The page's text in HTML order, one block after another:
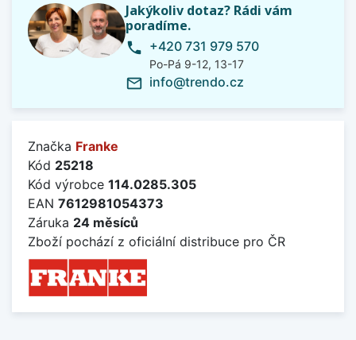
Jakýkoliv dotaz? Rádi vám
poradíme.
phone +420 731 979 570
Po-Pá 9-12, 13-17
mail_outline info@trendo.cz
Značka Franke
Kód 25218
Kód výrobce 114.0285.305
EAN 7612981054373
Záruka 24 měsíců
Zboží pochází z oficiální distribuce pro ČR